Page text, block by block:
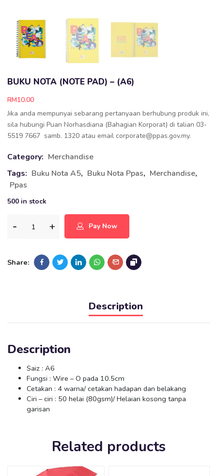
BUKU NOTA (NOTE PAD) – (A6)
RM10.00
Jika anda mempunyai sebarang pertanyaan berhubung produk ini,
sila hubungi Puan Norhasdiana (Bahagian Korporat) di talian 03-
5519 7667 samb. 1320 atau email corporate@ppas.gov.my.
Category: Merchandise
Tags: Buku Nota A5, Buku Nota Ppas, Merchandise,
Ppas
500 in stock
Pay Now
Share:
Description
Description
Saiz : A6
Fungsi : Wire – O pada 10.5cm
Cetakan : 4 warna/ cetakan hadapan dan belakang
Ciri – ciri : 50 helai (80gsm)/ Helaian kosong tanpa
garisan
Related products